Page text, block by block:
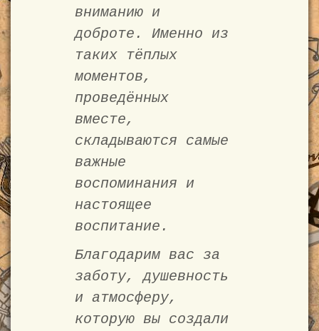
вниманию и
доброте. Именно из
таких тёплых
моментов,
проведённых
вместе,
складываются самые
важные
воспоминания и
настоящее
воспитание.
Благодарим вас за
заботу, душевность
и атмосферу,
которую вы создали